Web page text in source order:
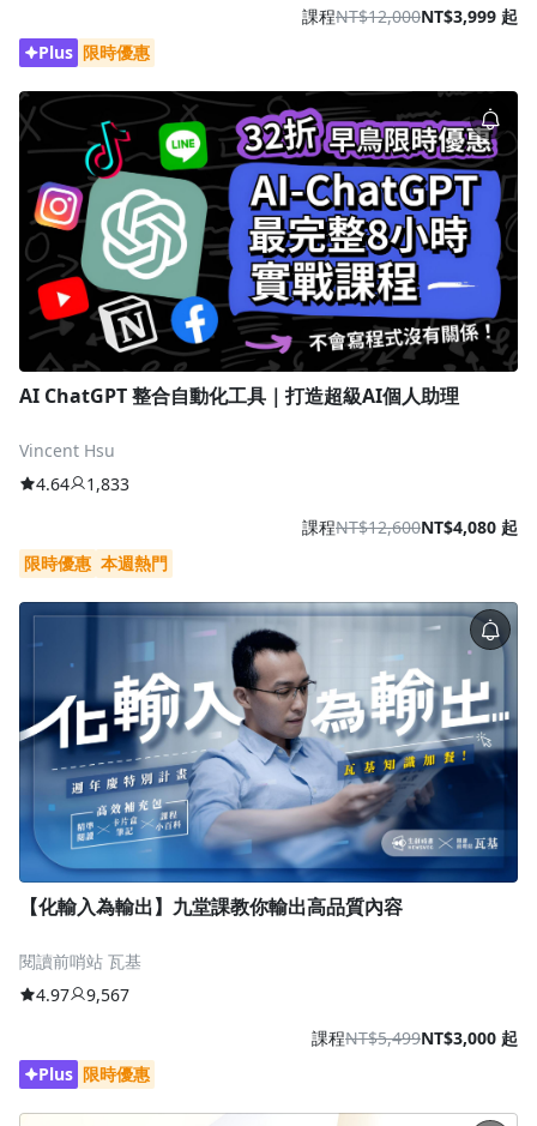
課程NT$12,000NT$3,999 起
Plus 限時優惠
AI ChatGPT 整合自動化工具｜打造超級AI個人助理
Vincent Hsu
4.64
1,833
課程NT$12,600NT$4,080 起
限時優惠 本週熱門
【化輸入為輸出】九堂課教你輸出高品質內容
閱讀前哨站 瓦基
4.97
9,567
課程NT$5,499NT$3,000 起
Plus 限時優惠